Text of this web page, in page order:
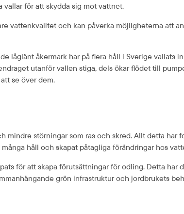
vallar för att skydda sig mot vattnet.
vattenkvalitet och kan påverka möjligheterna att
låglänt åkermark har på flera håll i Sverige vallats
utanför vallen stiga, dels ökar flödet till
se över dem.
störningar som ras och skred. Allt detta har
håll och skapat påtagliga förändringar hos
för att skapa förutsättningar för odling. Detta har
grön infrastruktur och jordbrukets